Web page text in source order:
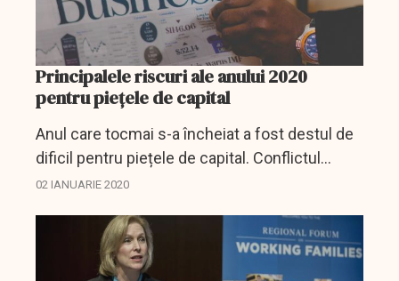
Principalele riscuri ale anului 2020
pentru piețele de capital
Anul care tocmai s-a încheiat a fost destul de
dificil pentru piețele de capital. Conflictul
comercial dintre Statele Unite și China au
de suferit...
02 IANUARIE 2020